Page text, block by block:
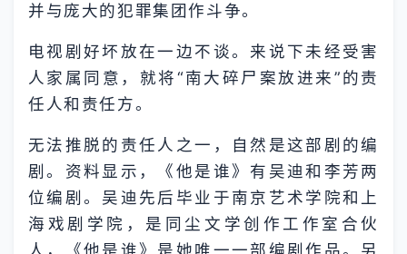
并与庞大的犯罪集团作斗争。
电视剧好坏放在一边不谈。来说下未经受害
人家属同意，就将“南大碎尸案放进来”的责
任人和责任方。
无法推脱的责任人之一，自然是这部剧的编
剧。资料显示，《他是谁》有吴迪和李芳两
位编剧。吴迪先后毕业于南京艺术学院和上
海戏剧学院，是同尘文学创作工作室合伙